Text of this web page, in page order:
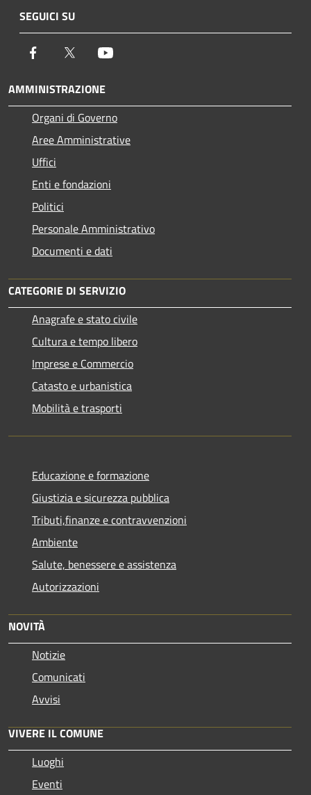
SEGUICI SU
Facebook Twitter
AMMINISTRAZIONE
Organi di Governo
Aree Amministrative
Uffici
Enti e fondazioni
Politici
Personale Amministrativo
Documenti e dati
CATEGORIE DI SERVIZIO
Anagrafe e stato civile
Cultura e tempo libero
Imprese e Commercio
Catasto e urbanistica
Mobilità e trasporti
Educazione e formazione
Giustizia e sicurezza pubblica
Tributi,finanze e contravvenzioni
Ambiente
Salute, benessere e assistenza
Autorizzazioni
NOVITÀ
Notizie
Comunicati
Avvisi
VIVERE IL COMUNE
Luoghi
Eventi